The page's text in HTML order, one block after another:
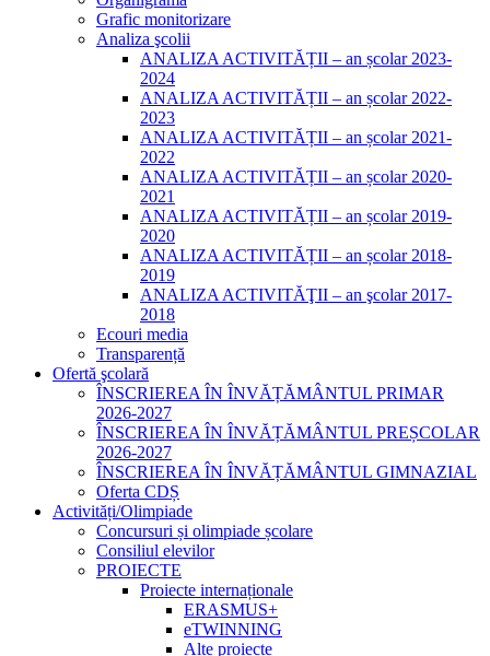
Grafic monitorizare
Analiza şcolii
ANALIZA ACTIVITĂȚII – an școlar 2023-
2024
ANALIZA ACTIVITĂȚII – an școlar 2022-
2023
ANALIZA ACTIVITĂȚII – an școlar 2021-
2022
ANALIZA ACTIVITĂȚII – an școlar 2020-
2021
ANALIZA ACTIVITĂȚII – an școlar 2019-
2020
ANALIZA ACTIVITĂȚII – an școlar 2018-
2019
ANALIZA ACTIVITĂŢII – an şcolar 2017-
2018
Ecouri media
Transparență
Ofertă şcolară
ÎNSCRIEREA ÎN ÎNVĂȚĂMÂNTUL PRIMAR
2026-2027
ÎNSCRIEREA ÎN ÎNVĂȚĂMÂNTUL PREȘCOLAR
2026-2027
ÎNSCRIEREA ÎN ÎNVĂȚĂMÂNTUL GIMNAZIAL
Oferta CDȘ
Activități/Olimpiade
Concursuri și olimpiade școlare
Consiliul elevilor
PROIECTE
Proiecte internaționale
ERASMUS+
eTWINNING
Alte proiecte